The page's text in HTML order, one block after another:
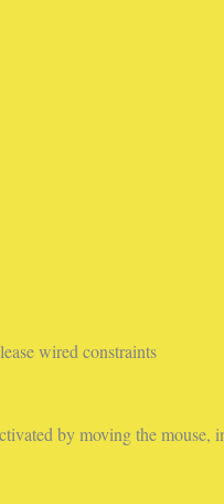
wired constraints
by moving the